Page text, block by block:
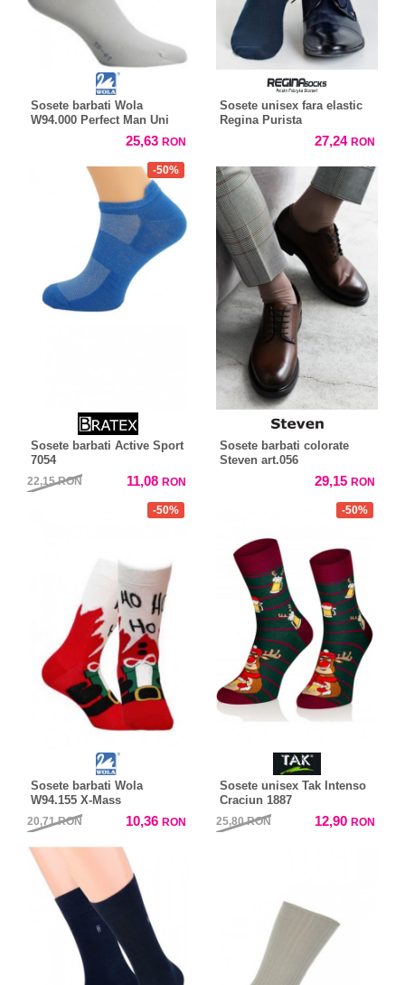
Sosete barbati Wola
W94.000 Perfect Man Uni
25,63 RON
Sosete unisex fara elastic
Regina Purista
27,24 RON
-50%
Sosete barbati Active Sport
7054
22,15RON 11,08 RON
Sosete barbati colorate
Steven art.056
29,15 RON
-50%
Sosete barbati Wola
W94.155 X-Mass
20,71RON 10,36 RON
-50%
Sosete unisex Tak Intenso
Craciun 1887
25,80RON 12,90 RON